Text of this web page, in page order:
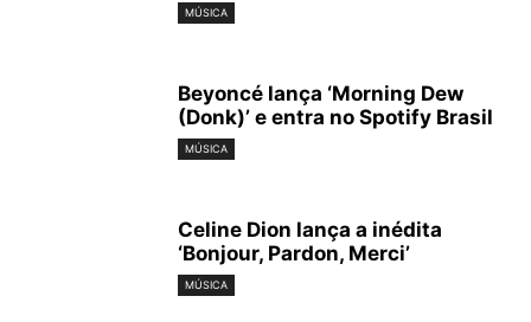
MÚSICA
Beyoncé lança ‘Morning Dew
(Donk)’ e entra no Spotify Brasil
MÚSICA
Celine Dion lança a inédita
‘Bonjour, Pardon, Merci’
MÚSICA